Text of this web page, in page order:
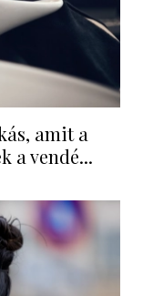
amit a
a vendé...